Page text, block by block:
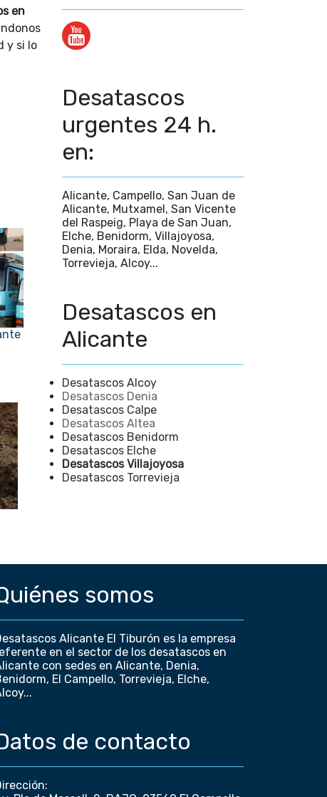
en
y si lo
Desatascos
urgentes 24 h.
en:
Alicante, Campello, San Juan de
Alicante, Mutxamel, San Vicente
del Raspeig, Playa de San Juan,
Elche, Benidorm, Villajoyosa,
Denia, Moraira, Elda, Novelda,
Torrevieja, Alcoy...
Desatascos en
Alicante
Desatascos Alcoy
Desatascos Denia
Desatascos Calpe
Desatascos Altea
Desatascos Benidorm
Desatascos Elche
Desatascos Villajoyosa
Desatascos Torrevieja
somos
Alicante El Tiburón es la empresa
en el sector de los desatascos en
con sedes en Alicante, Denia,
El Campello, Torrevieja, Elche,
de contacto